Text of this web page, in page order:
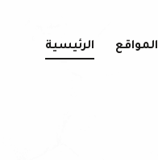
الرئيسية المواقع